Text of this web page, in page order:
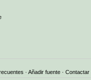
· Añadir fuente · Contactar